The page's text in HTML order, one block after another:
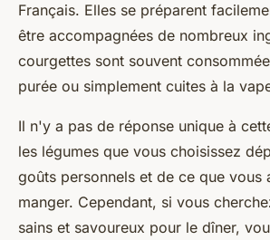
Français. Elles se préparent
être accompagnées de nombreux
courgettes sont souvent
purée ou simplement cuites à la
Il n'y a pas de réponse unique à
les légumes que vous choisissez
goûts personnels et de ce que vous
manger. Cependant, si vous
sains et savoureux pour le dîner,